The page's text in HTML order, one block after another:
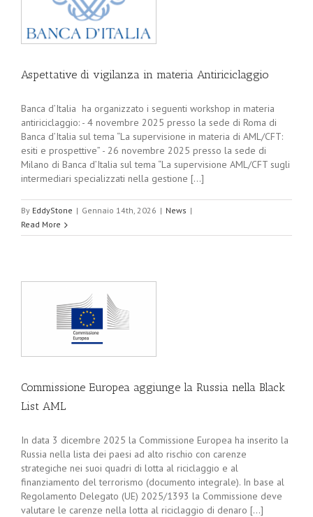
Aspettative di vigilanza in materia Antiriciclaggio
Banca d’Italia ha organizzato i seguenti workshop in materia
antiriciclaggio: - 4 novembre 2025 presso la sede di Roma di
Banca d’Italia sul tema “La supervisione in materia di AML/CFT:
esiti e prospettive” - 26 novembre 2025 presso la sede di
Milano di Banca d’Italia sul tema “La supervisione AML/CFT sugli
intermediari specializzati nella gestione [...]
By EddyStone | Gennaio 14th, 2026 | News |
Read More
Commissione Europea aggiunge la Russia nella Black
List AML
In data 3 dicembre 2025 la Commissione Europea ha inserito la
Russia nella lista dei paesi ad alto rischio con carenze
strategiche nei suoi quadri di lotta al riciclaggio e al
finanziamento del terrorismo (documento integrale). In base al
Regolamento Delegato (UE) 2025/1393 la Commissione deve
valutare le carenze nella lotta al riciclaggio di denaro [...]